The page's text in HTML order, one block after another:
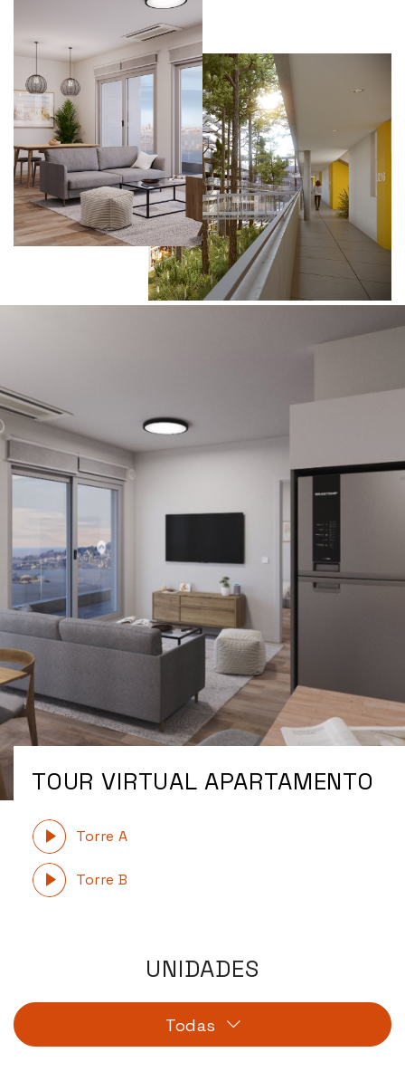
TOUR VIRTUAL APARTAMENTO
Torre A
Torre B
UNIDADES
Todas